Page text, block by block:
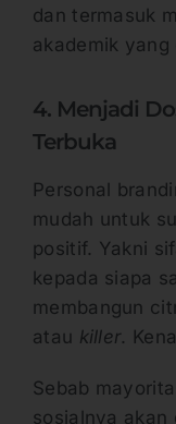
dan termasuk
akademik yang
4. Menjadi
Terbuka
Personal
mudah untuk
positif. Yakni
kepada siapa
membangun
atau killer.
Sebab
sosialnya akan